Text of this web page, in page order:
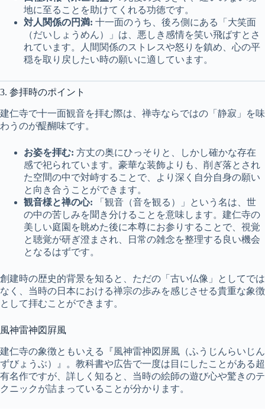
地に至ることを助けてくれる功徳です。
対人関係の円満: 十一面のうち、後ろ側にある「大笑面
（だいしょうめん）」は、悪しき感情を笑い飛ばすとさ
れています。人間関係のストレスや怒りを鎮め、心の平
穏を取り戻したい時の願いに適しています。
3. 参拝時のポイント
建仁寺で十一面観音を拝む際は、禅寺ならではの「静寂」を味
わうのが醍醐味です。
お姿を拝む: 方丈の奥にひっそりと、しかし確かな存在
感で祀られています。豪華な装飾よりも、削ぎ落とされ
た空間の中で対峙することで、より深く自分自身の願い
と向き合うことができます。
観音様と禅の心: 「観音（音を観る）」という名は、世
の中の苦しみを聞き分けることを意味します。建仁寺の
美しい庭園を眺めた後に本尊にお参りすることで、視覚
と聴覚が研ぎ澄まされ、日常の雑念を整理する良い機会
となるはずです。
創建時の歴史的背景を知ると、ただの「古い仏像」としてでは
なく、当時の日本における禅宗の歩みを感じさせる貴重な象徴
として拝むことができます。
風神雷神図屛風
建仁寺の象徴ともいえる『風神雷神図屏風（ふうじんらいじん
ずびょうぶ）』。教科書や広告で一度は目にしたことがある超
有名作ですが、詳しく知ると、当時の絵師の遊び心や驚きのテ
クニックが詰まっていることが分かります。